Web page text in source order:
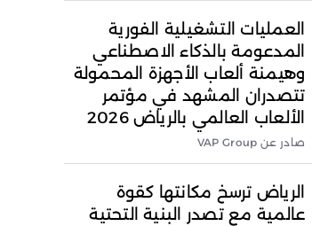
العمليات التشغيلية الفورية
المدعومة بالذكاء الاصطناعي
وهيمنة ألعاب الأجهزة المحمولة
تتصدران المشهد في مؤتمر
الألعاب العالمي بالرياض 2026
صادر عن VAP Group
الرياض ترسخ مكانتها كقوة
عالمية مع تصدر البنية التحتية